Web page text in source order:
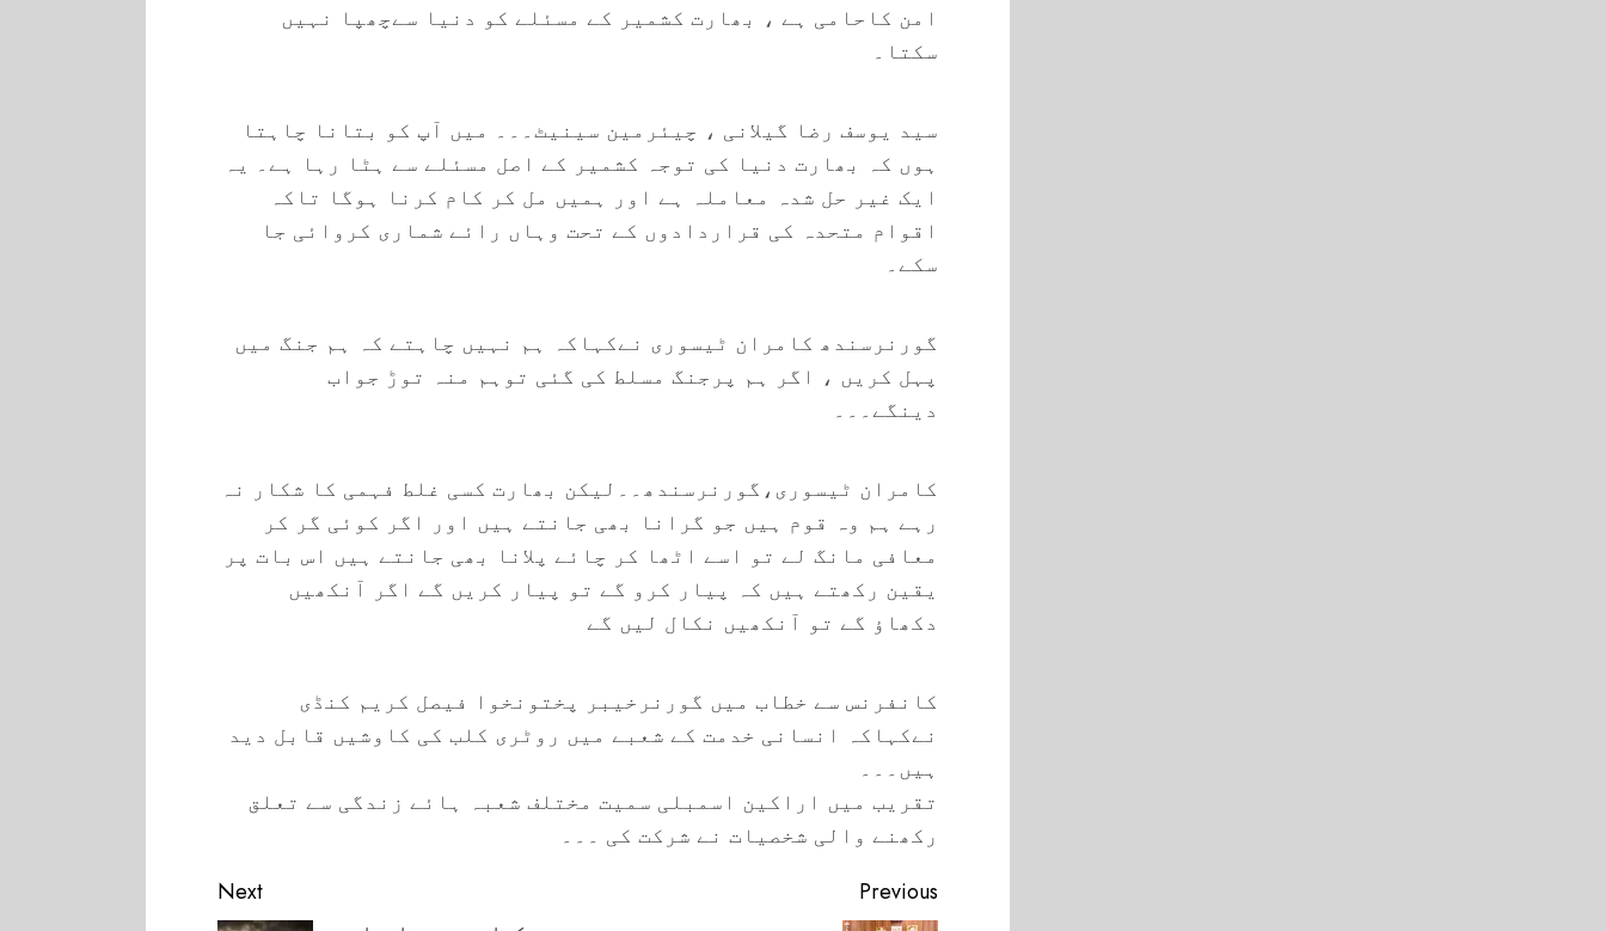
امن کاحامی ہے ، بھارت کشمیر کے مسئلے کو دنیا سےچھپا نہیں
سکتا۔
سید یوسف رضا گیلانی ، چیئرمین سینیٹ۔۔۔ میں آپ کو بتانا چاہتا
ہوں کہ بھارت دنیا کی توجہ کشمیر کے اصل مسئلے سے ہٹا رہا ہے۔ یہ
ایک غیر حل شدہ معاملہ ہے اور ہمیں مل کر کام کرنا ہوگا تاکہ
اقوام متحدہ کی قراردادوں کے تحت وہاں رائے شماری کروائی جا
سکے۔
گورنرسندھ کامران ٹیسوری نےکہاکہ ہم نہیں چاہتے کہ ہم جنگ میں
پہل کریں ، اگر ہم پرجنگ مسلط کی گئی توہم منہ توڑ جواب
دینگے۔۔۔
کامران ٹیسوری،گورنرسندھ۔۔لیکن بھارت کسی غلط فہمی کا شکار نہ
رہے ہم وہ قوم ہیں جو گرانا بھی جانتے ہیں اور اگر کوئی گر کر
معافی مانگ لے تو اسے اٹھا کر چائے پلانا بھی جانتے ہیں اس بات پر
یقین رکھتے ہیں کہ پیار کرو گے تو پیار کریں گے اگر آنکھیں
دکھاؤ گے تو آنکھیں نکال لیں گے
کانفرنس سے خطاب میں گورنرخیبر پختونخوا فیصل کریم کنڈی
نےکہاکہ انسانی خدمت کے شعبے میں روٹری کلب کی کاوشیں قابل دید
ہیں۔۔۔
تقریب میں اراکین اسمبلی سمیت مختلف شعبہ ہائے زندگی سے تعلق
رکھنے والی شخصیات نے شرکت کی ۔۔۔
Continue
Previous
Next